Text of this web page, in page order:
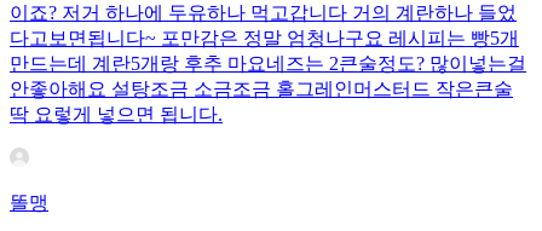
이죠? 저거 하나에 두유하나 먹고갑니다 거의 계란하나 들었
다고보면됩니다~ 포만감은 정말 엄청나구요 레시피는 빵5개
만드는데 계란5개랑 후추 마요네즈는 2큰술정도? 많이넣는걸
안좋아해요 설탕조금 소금조금 홀그레인머스터드 작은큰술
딱 요렇게 넣으면 됩니다.
똘맹